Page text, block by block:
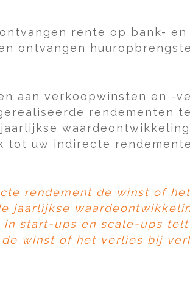
rente op bank- en
ontvangen
aan verkoopwinsten en -
rendementen
tot uw indirecte
rendement de winst of
jaarlijkse
in start-ups en scale-ups
winst of het verlies bij